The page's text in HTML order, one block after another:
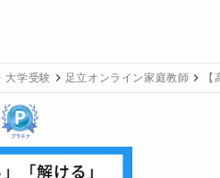
大学受験 足立オンライン家庭教師